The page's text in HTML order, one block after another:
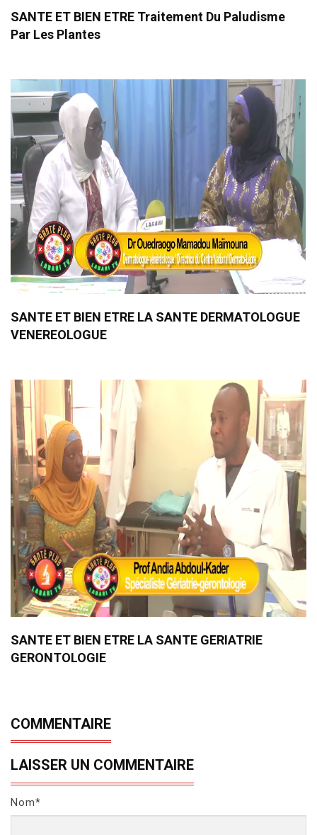
SANTE ET BIEN ETRE Traitement Du Paludisme
Par Les Plantes
SANTE ET BIEN ETRE LA SANTE DERMATOLOGUE
VENEREOLOGUE
SANTE ET BIEN ETRE LA SANTE GERIATRIE
GERONTOLOGIE
COMMENTAIRE
LAISSER UN COMMENTAIRE
Nom*